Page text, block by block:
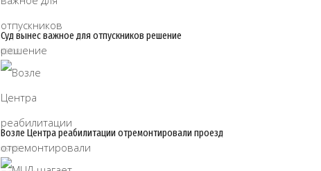
Суд вынес важное для отпускников решение
06/08
Возле Центра реабилитации отремонтировали проезд
06/08